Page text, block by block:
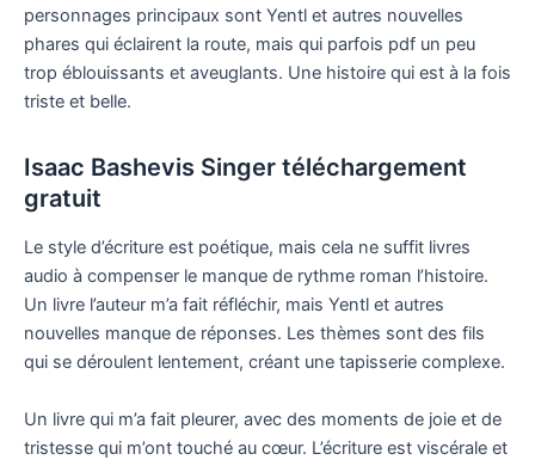
personnages principaux sont Yentl et autres nouvelles
phares qui éclairent la route, mais qui parfois pdf un peu
trop éblouissants et aveuglants. Une histoire qui est à la fois
triste et belle.
Isaac Bashevis Singer téléchargement
gratuit
Le style d’écriture est poétique, mais cela ne suffit livres
audio à compenser le manque de rythme roman l’histoire.
Un livre l’auteur m’a fait réfléchir, mais Yentl et autres
nouvelles manque de réponses. Les thèmes sont des fils
qui se déroulent lentement, créant une tapisserie complexe.
Un livre qui m’a fait pleurer, avec des moments de joie et de
tristesse qui m’ont touché au cœur. L’écriture est viscérale et